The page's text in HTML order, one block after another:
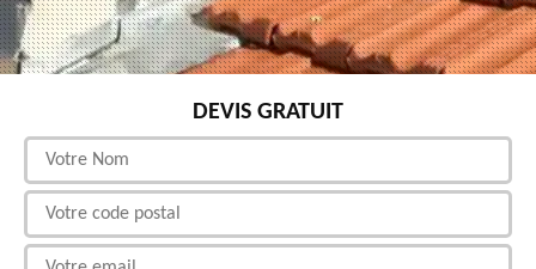
DEVIS GRATUIT